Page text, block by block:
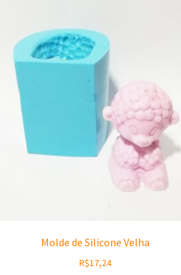
Molde de Silicone Velha
R$17,24